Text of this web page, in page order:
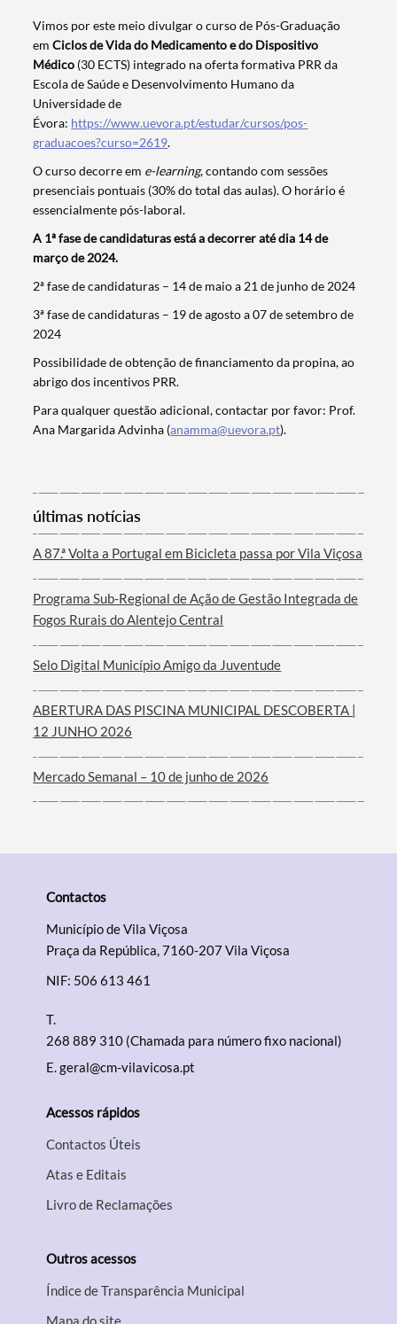
Termo de Pesquisa
Filtros
Vimos por este meio divulgar o curso de Pós-Graduação
emCiclos de Vida do Medicamento e do Dispositivo
Médico (30 ECTS) integrado na oferta formativa PRR da
Escola de Saúde e Desenvolvimento Humano da
Universidade de
Évora: https://www.uevora.pt/estudar/cursos/pos-
graduacoes?curso=2619.
O curso decorre em e-learning, contando com sessões
presenciais pontuais (30% do total das aulas). O horário é
essencialmente pós-laboral.
A 1ª fase de candidaturas está a decorrer até dia 14 de
março de 2024.
2ª fase de candidaturas – 14 de maio a 21 de junho de 2024
3ª fase de candidaturas – 19 de agosto a 07 de setembro de
2024
Possibilidade de obtenção de financiamento da propina, ao
abrigo dos incentivos PRR.
Para qualquer questão adicional, contactar por favor: Prof.
Ana Margarida Advinha (anamma@uevora.pt).
últimas notícias
A 87.ª Volta a Portugal em Bicicleta passa por Vila Viçosa
Programa Sub-Regional de Ação de Gestão Integrada de
Fogos Rurais do Alentejo Central
Selo Digital Município Amigo da Juventude
ABERTURA DAS PISCINA MUNICIPAL DESCOBERTA |
12 JUNHO 2026
Mercado Semanal – 10 de junho de 2026
Contactos
Município de Vila Viçosa
Praça da República, 7160-207 Vila Viçosa
NIF: 506 613 461
T.
268 889 310 (Chamada para número fixo nacional)
E.geral@cm-vilavicosa.pt
Acessos rápidos
Contactos Úteis
Atas e Editais
Livro de Reclamações
Outros acessos
Índice de Transparência Municipal
Mapa do site